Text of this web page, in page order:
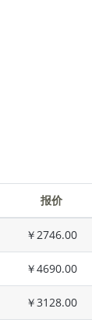
报价
￥2746.00
￥4690.00
￥3128.00